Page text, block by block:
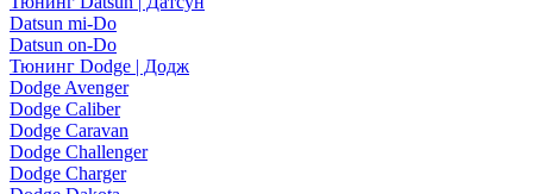
Datsun mi-Do
Datsun on-Do
Тюнинг Dodge | Додж
Dodge Avenger
Dodge Caliber
Dodge Caravan
Dodge Challenger
Dodge Charger